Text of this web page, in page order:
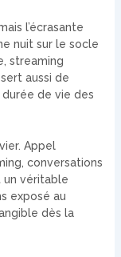
l’écrasante
nuit sur le socle
streaming
aussi de
de vie des
Appel
conversations
un véritable
exposé au
dès la